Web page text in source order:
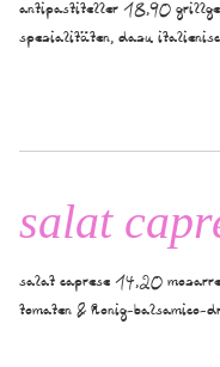
antipastiteller 18,90
spezialitäten, dazu
salat
salat caprese 14,20
tomaten & honig-balsamico-